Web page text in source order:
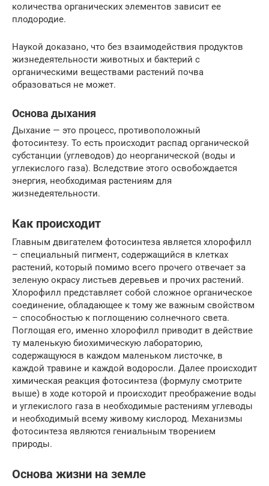
количества органических элементов зависит ее
плодородие.
Наукой доказано, что без взаимодействия продуктов
жизнедеятельности животных и бактерий с
органическими веществами растений почва
образоваться не может.
Основа дыхания
Дыхание — это процесс, противоположный
фотосинтезу. То есть происходит распад органической
субстанции (углеводов) до неорганической (воды и
углекислого газа). Вследствие этого освобождается
энергия, необходимая растениям для
жизнедеятельности.
Как происходит
Главным двигателем фотосинтеза является хлорофилл
– специальный пигмент, содержащийся в клетках
растений, который помимо всего прочего отвечает за
зеленую окрасу листьев деревьев и прочих растений.
Хлорофилл представляет собой сложное органическое
соединение, обладающее к тому же важным свойством
– способностью к поглощению солнечного света.
Поглощая его, именно хлорофилл приводит в действие
ту маленькую биохимическую лабораторию,
содержащуюся в каждом маленьком листочке, в
каждой травине и каждой водоросли. Далее происходит
химическая реакция фотосинтеза (формулу смотрите
выше) в ходе которой и происходит преображение воды
и углекислого газа в необходимые растениям углеводы
и необходимый всему живому кислород. Механизмы
фотосинтеза являются гениальным творением
природы.
Основа жизни на земле